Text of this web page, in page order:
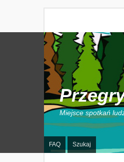
Miejsce spotkań
FAQ Szukaj